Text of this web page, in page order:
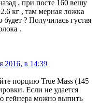
, при посте 160 вешу
кг , там мерная ложка
? Получилась густая
.
2016, в 14:39
порцию True Mass (145
Если не удается
гейнера можно выпить